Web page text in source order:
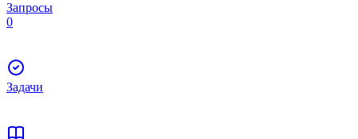
Запросы
0
Задачи